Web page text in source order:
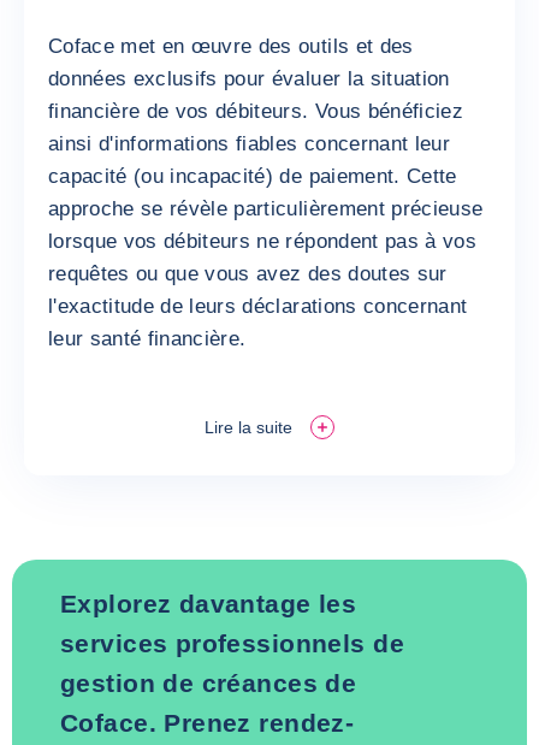
Coface met en œuvre des outils et des
données exclusifs pour évaluer la situation
financière de vos débiteurs. Vous bénéficiez
ainsi d'informations fiables concernant leur
capacité (ou incapacité) de paiement. Cette
approche se révèle particulièrement précieuse
lorsque vos débiteurs ne répondent pas à vos
requêtes ou que vous avez des doutes sur
l'exactitude de leurs déclarations concernant
leur santé financière.
Lire la suite
Explorez davantage les
services professionnels de
gestion de créances de
Coface. Prenez rendez-